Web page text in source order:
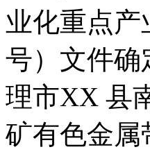
业化重点
号）文件确
理市XX 县
矿有色金属